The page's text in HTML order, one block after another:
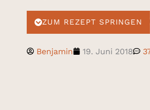
ZUM REZEPT SPRINGEN
Benjamin 19. Juni 2018